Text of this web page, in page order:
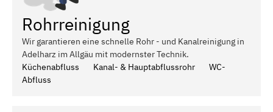
Rohrreinigung
Wir garantieren eine schnelle Rohr - und Kanalreinigung in
Adelharz im Allgäu mit modernster Technik.
Küchenabfluss
Kanal- & Hauptabflussrohr
WC-
Abfluss